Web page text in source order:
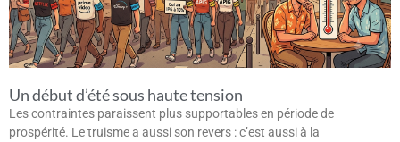
Un début d’été sous haute tension
Les contraintes paraissent plus supportables en période de
prospérité. Le truisme a aussi son revers : c’est aussi à la